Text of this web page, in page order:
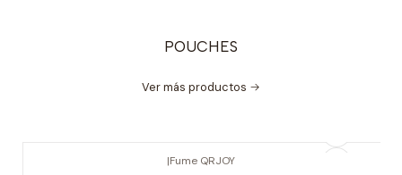
POUCHES
Ver más productos
|Fume QRJOY